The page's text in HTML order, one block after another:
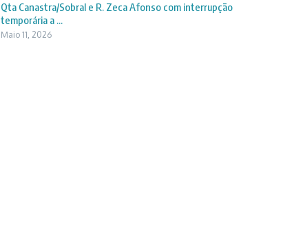
Qta Canastra/Sobral e R. Zeca Afonso com interrupção
temporária a ...
Maio 11, 2026